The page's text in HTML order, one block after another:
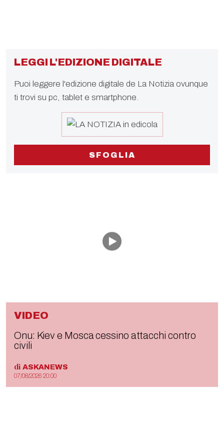
LEGGI L'EDIZIONE DIGITALE
Puoi leggere l'edizione digitale de La Notizia ovunque
ti trovi su pc, tablet e smartphone.
SFOGLIA
VIDEO
Onu: Kiev e Mosca cessino attacchi contro
civili
di ASKANEWS
07/08/2026 20:00